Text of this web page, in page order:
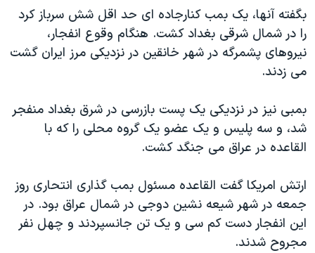
همایش محافظه‌کاران آمریکا «سی‌پک»
صفحه‌های ویژه
سفر پرزیدنت ترامپ به چین
بگفته آنها، یک بمب کنارجاده ای حد اقل شش سرباز کرد
را در شمال شرقی بغداد کشت. هنگام وقوع انفجار،
نیروهای پشمرگه در شهر خانقین در نزدیکی مرز ایران گشت
می زدند.
بمبی نیز در نزدیکی یک پست بازرسی در شرق بغداد منفجر
شد، و سه پلیس و یک عضو یک گروه محلی را که با
القاعده در عراق می جنگد کشت.
ارتش امریکا گفت القاعده مسئول بمب گذاری انتحاری روز
جمعه در شهر شیعه نشین دوجی در شمال عراق بود. در
این انفجار دست کم سی و يک تن جانسپردند و چهل نفر
مجروح شدند.